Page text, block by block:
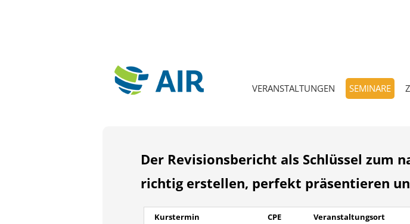
VERANSTALTUNGEN SEMINARE
Der Revisionsbericht als Schlüssel zum
richtig erstellen, perfekt präsentieren
Kurstermin CPE
Veranstaltungsort